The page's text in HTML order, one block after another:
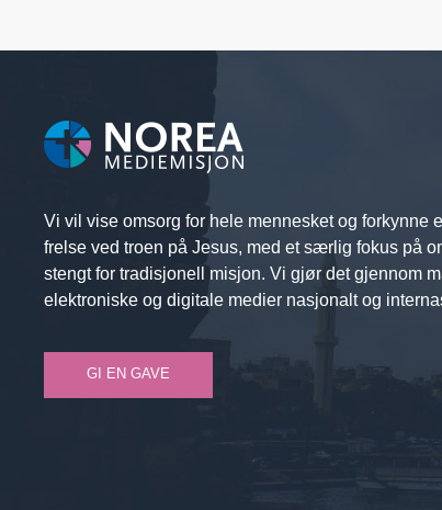
Vi vil vise omsorg for hele mennesket og forkynne
frelse ved troen på Jesus, med et særlig fokus på
stengt for tradisjonell misjon. Vi gjør det gjennom
elektroniske og digitale medier nasjonalt og
GI EN GAVE